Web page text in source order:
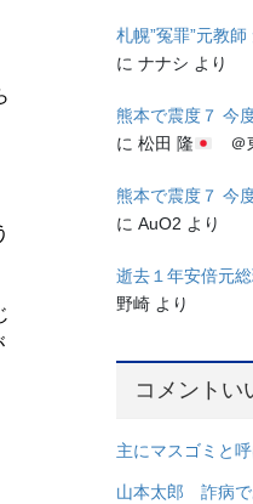
札幌”冤罪”元教
にナナシ より
熊本で震度７ 今
に松田 隆 ＠
熊本で震度７ 今
にAuO2 より
逝去１年安倍元
野崎 より
コメントい
主にマスゴミと
山本太郎 詐病で